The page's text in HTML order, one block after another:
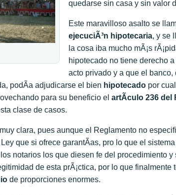
quedarse sin casa y sin valor
Este maravilloso asalto se
ejecuciÃ³n hipotecaria, y se
la cosa iba mucho mÃ¡s
hipotecado no tiene derecho
acto privado y a que el
podÃ­a adjudicarse el bien hipotecado por
para su beneficio el artÃ­culo 236 del
clase de casos.
clara, pues aunque el Reglamento no
que si ofrece garantÃ­as, pro lo que el
notarios los que diesen fe del procedimiento
de esta prÃ¡ctica, por lo que finalmente
de proporciones enormes.